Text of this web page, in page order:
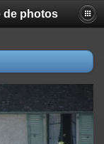
de photos